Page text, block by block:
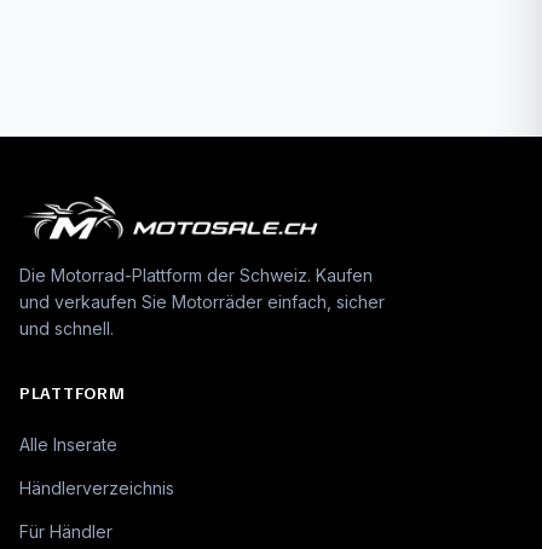
Die Motorrad-Plattform der Schweiz. Kaufen
und verkaufen Sie Motorräder einfach, sicher
und schnell.
PLATTFORM
Alle Inserate
Händlerverzeichnis
Für Händler